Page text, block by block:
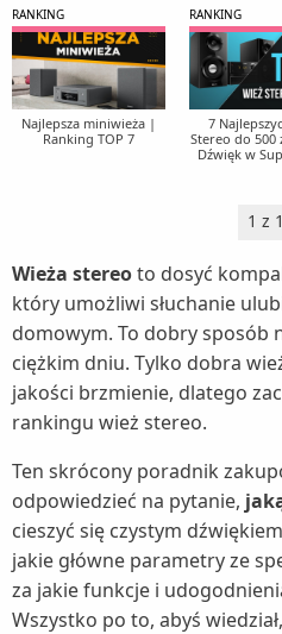
Myjki wodne (6)
Nawilżacze powietrza (5)
Nożyce do żywopłotu i trawy
Oczyszczacze powietrza (5)
Parownice do ubrań (1)
Piece do pizzy (1)
Rozdrabniacze do gałęzi (1)
Sauny (1)
Suszarki do grzybów (1)
Szampony do włosów (1)
Termometry (2)
Termowentylatory (1)
Roboty kuchenne (5)
Sokowirówki (3)
Spieniacze do mleka (1)
Szybkowary (2)
Wyciskarki do cytrusów (1)
Wyciskarki wolnoobrotowe (6)
Wypiekacze do chleba (1)
Rakiety tenisowe (1)
Rowery (9)
Kaski rowerowe (1)
Krzesełka rowerowe dla
Siodełka rowerowe (1)
Torby i bagażniki rowerowe
Zabezpieczenia rowerowe (1)
Rowerki biegowe (1)
Rowery treningowe (1)
Wioślarze (1)
Skanery (1)
Tablice interaktywne (1)
RANKING
Najlepsza miniwieża |
Ranking TOP 7
RANKING
7
Stereo do 500
Dźwięk w
1 z 1
Wieża stereoto dosyć
który umożliwi słuchanie
domowym. To dobry sposób
ciężkim dniu. Tylko dobra
jakości brzmienie, dlatego
rankingu wież stereo.
Ten skrócony poradnik
odpowiedzieć na pytanie,
cieszyć się czystym
jakie główne parametry ze
za jakie funkcje i
Wszystko po to, abyś wiedział,